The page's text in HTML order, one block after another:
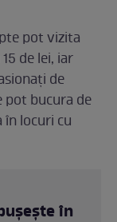
pot vizita
de lei, iar
de
pot bucura de
în locuri cu
în